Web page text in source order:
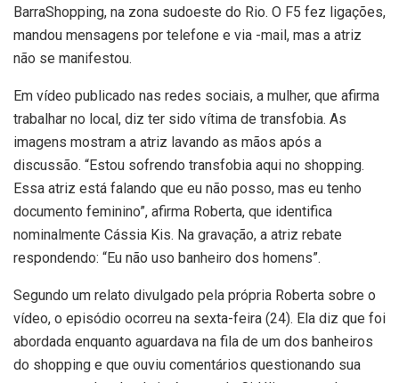
BarraShopping, na zona sudoeste do Rio. O F5 fez ligações,
mandou mensagens por telefone e via -mail, mas a atriz
não se manifestou.
Em vídeo publicado nas redes sociais, a mulher, que afirma
trabalhar no local, diz ter sido vítima de transfobia. As
imagens mostram a atriz lavando as mãos após a
discussão. “Estou sofrendo transfobia aqui no shopping.
Essa atriz está falando que eu não posso, mas eu tenho
documento feminino”, afirma Roberta, que identifica
nominalmente Cássia Kis. Na gravação, a atriz rebate
respondendo: “Eu não uso banheiro dos homens”.
Segundo um relato divulgado pela própria Roberta sobre o
vídeo, o episódio ocorreu na sexta-feira (24). Ela diz que foi
abordada enquanto aguardava na fila de um dos banheiros
do shopping e que ouviu comentários questionando sua